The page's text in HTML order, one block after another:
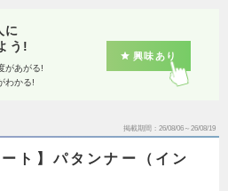
に
う!
があがる!
わかる!
興味あり
掲載期間 26/08/06～26/08/19
ート】パタンナー（イン